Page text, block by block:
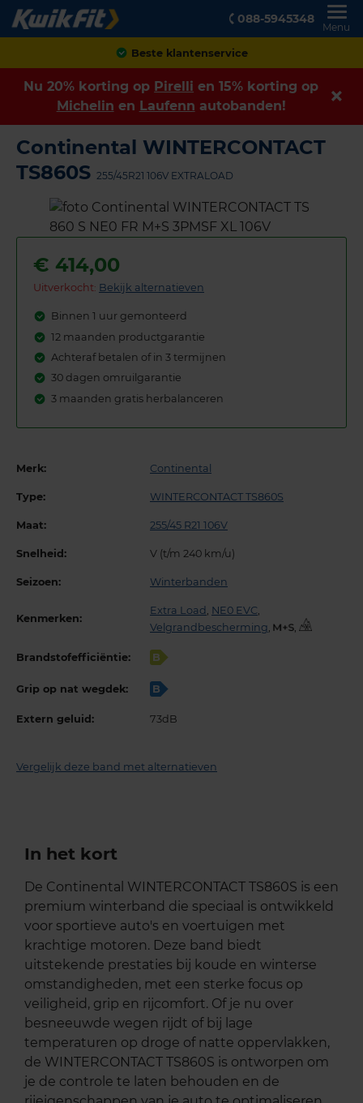
088-5945348
Menu
Achteraf betalen
Nu 20% korting op Pirelli en 15% korting op
Michelin en Laufenn autobanden!
Continental WINTERCONTACT
TS860S 255/45R21 106V EXTRALOAD
€ 414,00
Uitverkocht: Bekijk alternatieven
Binnen 1 uur gemonteerd
12 maanden productgarantie
Achteraf betalen of in 3 termijnen
30 dagen omruilgarantie
3 maanden gratis herbalanceren
Merk: Continental
Type: WINTERCONTACT TS860S
Maat: 255/45 R21 106V
Snelheid: V (t/m 240 km/u)
Seizoen: Winterbanden
Kenmerken:
Extra Load , NE0 EVC,
Velgrandbescherming, ,
Brandstofefficiëntie: B
Grip op nat wegdek: B
Extern geluid: 73dB
Vergelijk deze band met alternatieven
In het kort
De Continental WINTERCONTACT TS860S is een
premium winterband die speciaal is ontwikkeld
voor sportieve auto's en voertuigen met
krachtige motoren. Deze band biedt
uitstekende prestaties bij koude en winterse
omstandigheden, met een sterke focus op
veiligheid, grip en rijcomfort. Of je nu over
besneeuwde wegen rijdt of bij lage
temperaturen op droge of natte oppervlakken,
de WINTERCONTACT TS860S is ontworpen om
je de controle te laten behouden en de